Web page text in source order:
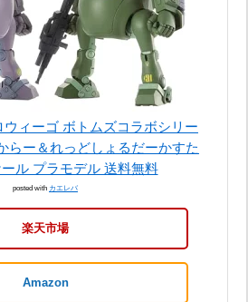
ィーゴ ボトムズコラボシリー
らー＆れっどしょるだーかすた
ル プラモデル 送料無料
posted with カエレバ
楽天市場
Amazon